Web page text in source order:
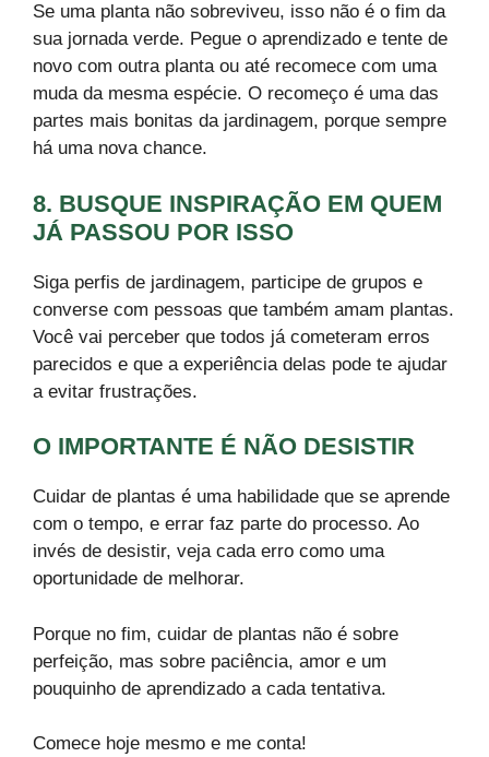
Se uma planta não sobreviveu, isso não é o fim da
sua jornada verde. Pegue o aprendizado e tente de
novo com outra planta ou até recomece com uma
muda da mesma espécie. O recomeço é uma das
partes mais bonitas da jardinagem, porque sempre
há uma nova chance.
8. BUSQUE INSPIRAÇÃO EM QUEM
JÁ PASSOU POR ISSO
Siga perfis de jardinagem, participe de grupos e
converse com pessoas que também amam plantas.
Você vai perceber que todos já cometeram erros
parecidos e que a experiência delas pode te ajudar
a evitar frustrações.
O IMPORTANTE É NÃO DESISTIR
Cuidar de plantas é uma habilidade que se aprende
com o tempo, e errar faz parte do processo. Ao
invés de desistir, veja cada erro como uma
oportunidade de melhorar.
Porque no fim, cuidar de plantas não é sobre
perfeição, mas sobre paciência, amor e um
pouquinho de aprendizado a cada tentativa.
Comece hoje mesmo e me conta!